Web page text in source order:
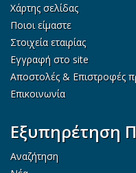
Χάρτης σελίδας
Ποιοι είμαστε
Στοιχεία εταιρίας
Εγγραφή στο site
Αποστολές & Επιστροφές
Επικοινωνία
Εξυπηρέτηση
Αναζήτηση